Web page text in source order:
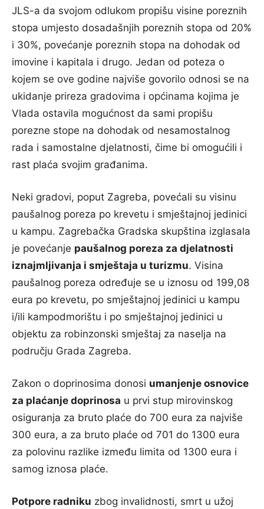
JLS-a da svojom odlukom propišu visine poreznih
stopa umjesto dosadašnjih poreznih stopa od 20%
i 30%, povećanje poreznih stopa na dohodak od
imovine i kapitala i drugo. Jedan od poteza o
kojem se ove godine najviše govorilo odnosi se na
ukidanje prireza gradovima i općinama kojima je
Vlada ostavila mogućnost da sami propišu
porezne stope na dohodak od nesamostalnog
rada i samostalne djelatnosti, čime bi omogućili i
rast plaća svojim građanima.
Neki gradovi, poput Zagreba, povećali su visinu
paušalnog poreza po krevetu i smještajnoj jedinici
u kampu. Zagrebačka Gradska skupština izglasala
je povećanje paušalnog poreza za djelatnosti
iznajmljivanja i smještaja u turizmu. Visina
paušalnog poreza određuje se u iznosu od 199,08
eura po krevetu, po smještajnoj jedinici u kampu
i/ili kampodmorištu i po smještajnoj jedinici u
objektu za robinzonski smještaj za naselja na
području Grada Zagreba.
Zakon o doprinosima donosi umanjenje osnovice
za plaćanje doprinosa u prvi stup mirovinskog
osiguranja za bruto plaće do 700 eura za najviše
300 eura, a za bruto plaće od 701 do 1300 eura
za polovinu razlike između limita od 1300 eura i
samog iznosa plaće.
Potpore radniku zbog invalidnosti, smrt u užoj